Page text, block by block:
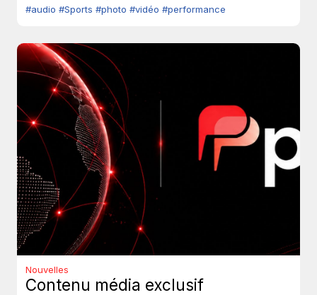
#audio #Sports #photo #vidéo #performance
Nouvelles
Contenu média exclusif